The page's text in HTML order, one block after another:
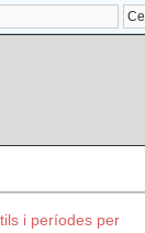
i períodes per